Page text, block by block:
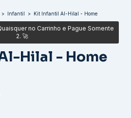
> Infantil > Kit Infantil Al-Hilal - Home
Hilal - Home